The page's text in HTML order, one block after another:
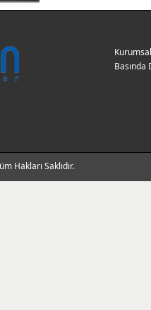
Kurumsal
Basında
Hakları Saklıdır.